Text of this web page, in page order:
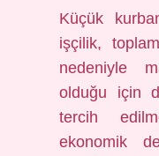
Küçük
işçilik,
nedeniyle
olduğu için
tercih
ekonomik